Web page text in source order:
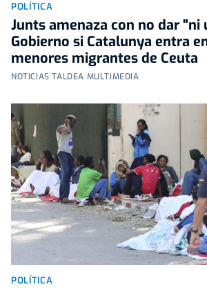
POLÍTICA
Junts amenaza con no dar "ni
Gobierno si Catalunya entra
menores migrantes de Ceuta
NOTICIAS TALDEA MULTIMEDIA
POLÍTICA